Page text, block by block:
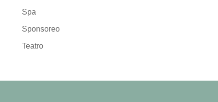
Spa
Sponsoreo
Teatro